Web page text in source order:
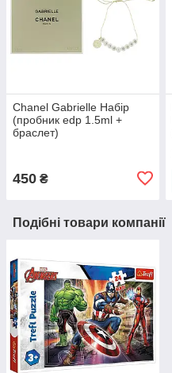
Chanel Gabrielle Набір
(пробник edp 1.5ml +
браслет)
450 ₴
Подібні товари компанії